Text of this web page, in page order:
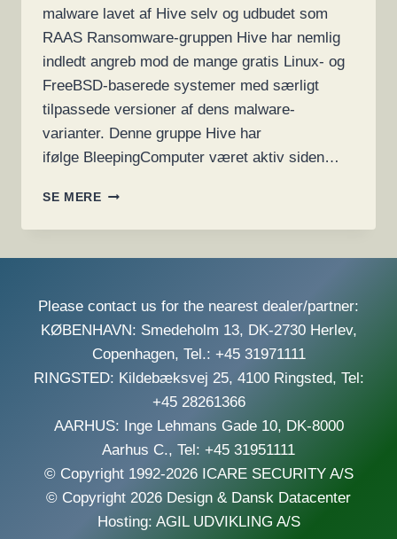
malware lavet af Hive selv og udbudet som
RAAS Ransomware-gruppen Hive har nemlig
indledt angreb mod de mange gratis Linux- og
FreeBSD-baserede systemer med særligt
tilpassede versioner af dens malware-
varianter. Denne gruppe Hive har
ifølge BleepingComputer været aktiv siden…
SE MERELINUX
FREEBSD-
SØGELYSET
FRA
OG
ANDRE
RANSOMWARE
Please contact us for the nearest dealer/partner:
KØBENHAVN: Smedeholm 13, DK-2730 Herlev,
Copenhagen, Tel.: +45 31971111
RINGSTED: Kildebæksvej 25, 4100 Ringsted, Tel:
+45 28261366
AARHUS: Inge Lehmans Gade 10, DK-8000
Aarhus C., Tel: +45 31951111
© Copyright 1992-2026 ICARE SECURITY A/S
© Copyright 2026 Design & Dansk Datacenter
Hosting: AGIL UDVIKLING A/S